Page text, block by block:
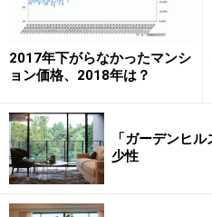
2017年下がらなかったマンシ
ョン価格、2018年は？
「ガーデンヒ
少性